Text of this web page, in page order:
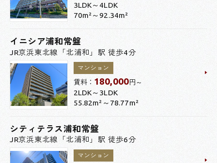
3LDK～4LDK
70m²～92.34m²
イニシア浦和常盤
JR京浜東北線「北浦和」駅 徒歩4分
マンション
賃料： 180,000円～
2LDK～3LDK
55.82m²～78.77m²
シティテラス浦和常盤
JR京浜東北線「北浦和」駅 徒歩6分
マンション